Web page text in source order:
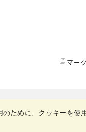
マー
ために、クッキーを使